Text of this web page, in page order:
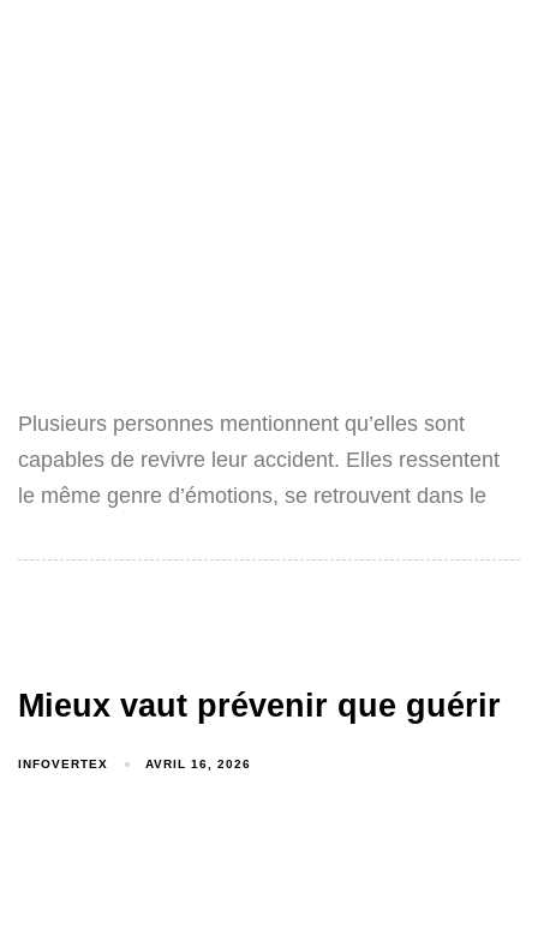
Plusieurs personnes mentionnent qu’elles sont
capables de revivre leur accident. Elles ressentent
le même genre d’émotions, se retrouvent dans le
Mieux vaut prévenir que guérir
INFOVERTEX AVRIL 16, 2026